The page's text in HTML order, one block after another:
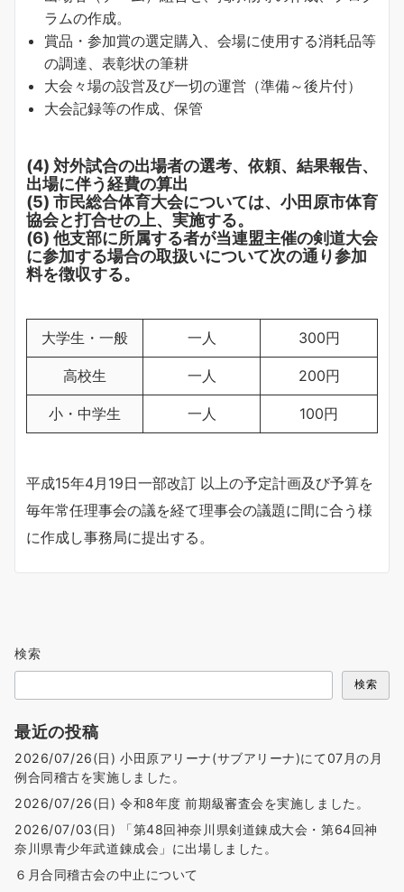
ラムの作成。
賞品・参加賞の選定購入、会場に使用する消耗品等
の調達、表彰状の筆耕
大会々場の設営及び一切の運営（準備～後片付）
大会記録等の作成、保管
(4) 対外試合の出場者の選考、依頼、結果報告、
出場に伴う経費の算出
(5) 市民総合体育大会については、小田原市体育
協会と打合せの上、実施する。
(6) 他支部に所属する者が当連盟主催の剣道大会
に参加する場合の取扱いについて次の通り参加
料を徴収する。
大学生・一般 一人 300円
高校生 一人 200円
小・中学生 一人 100円
平成15年4月19日一部改訂 以上の予定計画及び予算を
毎年常任理事会の議を経て理事会の議題に間に合う様
に作成し事務局に提出する。
検索
検索
最近の投稿
2026/07/26(日) 小田原アリーナ(サブアリーナ)にて07月の月
例合同稽古を実施しました。
2026/07/26(日) 令和8年度 前期級審査会を実施しました。
2026/07/03(日) 「第48回神奈川県剣道錬成大会・第64回神
奈川県青少年武道錬成会」に出場しました。
６月合同稽古会の中止について